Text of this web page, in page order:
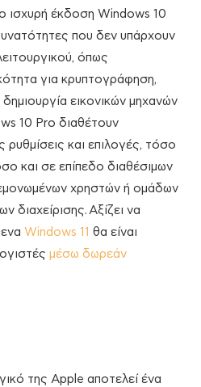
ισχυρή έκδοση Windows 10
που δεν υπάρχουν
όπως
για κρυπτογράφηση,
εικονικών μηχανών
10 Pro διαθέτουν
ρυθμίσεις και επιλογές, τόσο
και σε επίπεδο διαθέσιμων
χρηστών ή ομάδων
διαχείρισης. Αξίζει να
Windows 11 θα είναι
μέσω δωρεάν
της Apple αποτελεί ένα